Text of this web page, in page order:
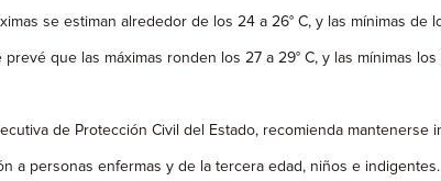
se estiman alrededor de los 24 a 26° C, y las mínimas de
que las máximas ronden los 27 a 29° C, y las mínimas los
de Protección Civil del Estado, recomienda
a personas enfermas y de la tercera edad, niños e indigentes.